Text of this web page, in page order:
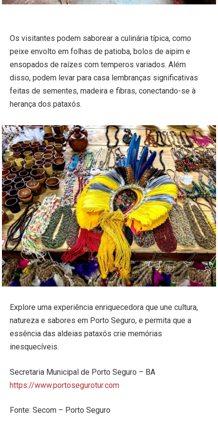
Os visitantes podem saborear a culinária típica, como
peixe envolto em folhas de patioba, bolos de aipim e
ensopados de raízes com temperos variados. Além
disso, podem levar para casa lembranças significativas
feitas de sementes, madeira e fibras, conectando-se à
herança dos pataxós.
Explore uma experiência enriquecedora que une cultura,
natureza e sabores em Porto Seguro, e permita que a
essência das aldeias pataxós crie memórias
inesquecíveis.
Secretaria Municipal de Porto Seguro – BA
https://www.portosegurotur.com
Fonte: Secom – Porto Seguro